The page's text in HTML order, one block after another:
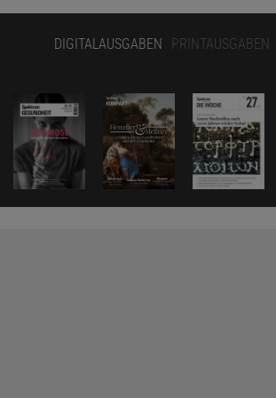
DIGITALAUSGABEN PRINTAUSGABEN